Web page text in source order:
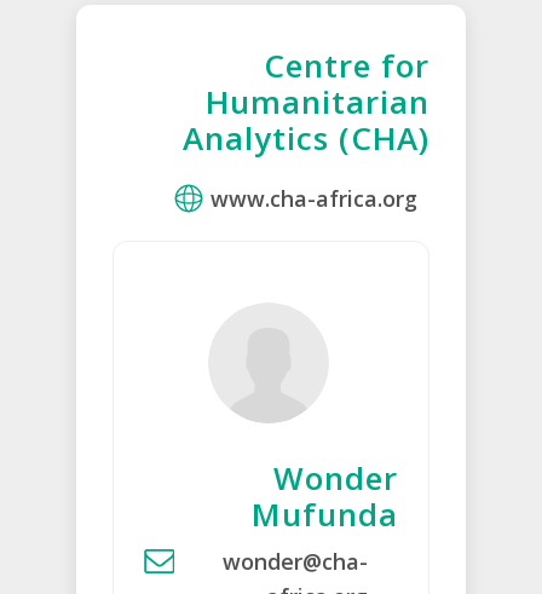
Centre for
Humanitarian
Analytics (CHA)
www.cha-africa.org
Wonder
Mufunda
wonder@cha-